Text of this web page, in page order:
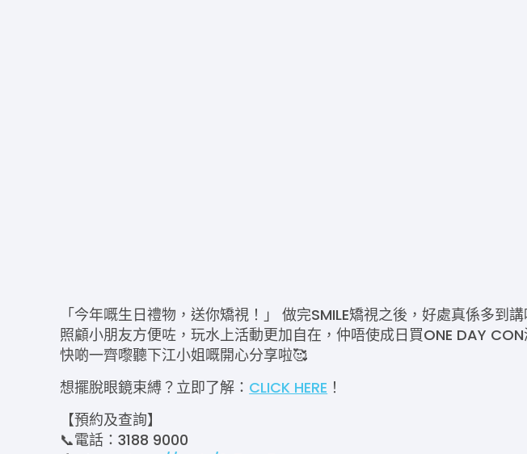
「今年嘅生日禮物，送你矯視！」 做完SMILE矯視之後，好處真係多到
照顧小朋友方便咗，玩水上活動更加自在，仲唔使成日買ONE DAY CON
快啲一齊嚟聽下江小姐嘅開心分享啦🥰
想擺脫眼鏡束縛？立即了解： CLICK HERE ！
【預約及查詢】
📞電話：3188 9000